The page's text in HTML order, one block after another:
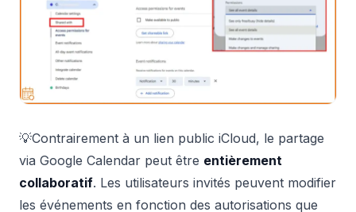
💡Contrairement à un lien public iCloud, le partage
via Google Calendar peut être entièrement
collaboratif. Les utilisateurs invités peuvent modifier
les événements en fonction des autorisations que